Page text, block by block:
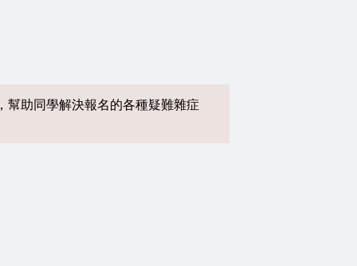
，幫助同學解決報名的各種疑難雜症